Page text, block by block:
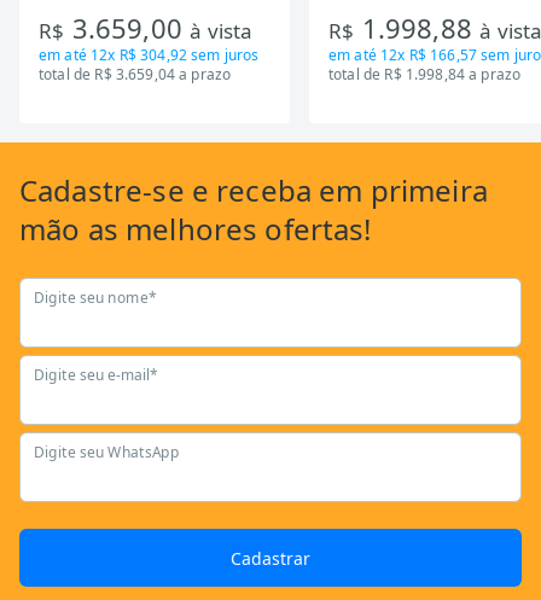
RT650EVK463)
R$ 3.659,00à vista
em até 12x R$ 304,92sem juros
total de R$ 3.659,04 a prazo
Mecanica GSB13HBTA-PT
R$ 1.998,88à
em até 12x R$ 166,57sem
total de R$ 1.998,84 a prazo
Cadastre-se e receba em primeira
mão as melhores ofertas!
Digite seu nome*
Digite seu e-mail*
Digite seu WhatsApp
Cadastrar